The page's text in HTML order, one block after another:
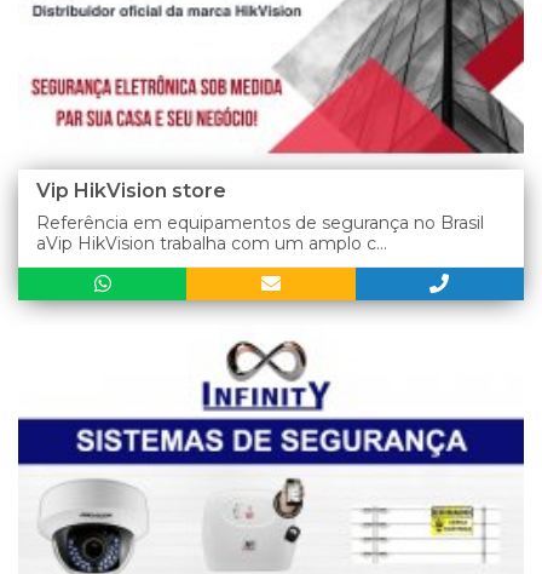
Vip HikVision store
Referência em equipamentos de segurança no Brasil
aVip HikVision trabalha com um amplo c...